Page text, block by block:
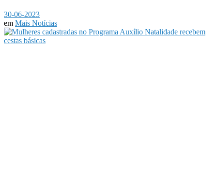
30-06-2023
em Mais Notícias